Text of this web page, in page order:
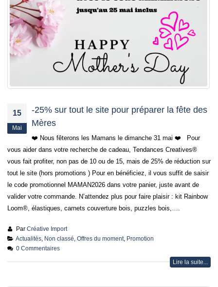
15
Mai
-25% sur tout le site pour préparer la fête des
Mères
❤️ Nous fêterons les Mamans le dimanche 31 mai ❤️ Pour
vous aider dans votre recherche de cadeau, Tendances Creatives®
vous fait profiter, non pas de 10 ou de 15, mais de 25% de réduction sur
tout le site (hors promotions ) Pour en bénéficiez, il vous suffit de saisir
le code promotionnel MAMAN2026 dans votre panier, juste avant de
valider votre commande. N’attendez plus pour faire plaisir : kit Rainbow
Loom®, élastiques, carnets couverture bois, puzzles bois,….
Par Créative Import
Actualités, Non classé Offres du moment, Promotion
0 Commentaires
Lire la suite...